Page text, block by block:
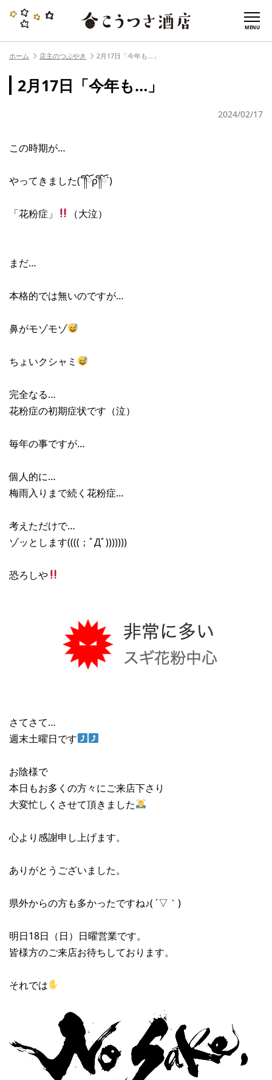
MENU
ホーム 店主のつぶやき 2月17日「今年も…」
2月17日「今年も…」
2024/02/17
この時期が…
やってきました(´༎ຶོρ༎ຶོ`)
「花粉症」 （大泣）
まだ…
本格的では無いのですが…
鼻がモゾモゾ
ちょいクシャミ
完全なる…
花粉症の初期症状です（泣）
毎年の事ですが…
個人的に…
梅雨入りまで続く花粉症…
考えただけで…
ゾッとします((((；ﾟДﾟ)))))))
恐ろしや
さてさて…
週末土曜日です
お陰様で
本日もお多くの方々にご来店下さり
大変忙しくさせて頂きました
心より感謝申し上げます。
ありがとうございました。
県外からの方も多かったですね♪( ´▽｀)
明日18日（日）日曜営業です。
皆様方のご来店お待ちしております。
それでは